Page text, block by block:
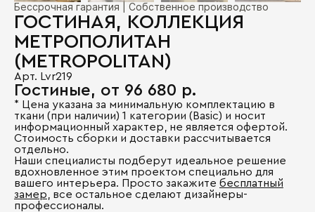
Бессрочная гарантия | Собственное производство
ГОСТИНАЯ, КОЛЛЕКЦИЯ
МЕТРОПОЛИТАН
(METROPOLITAN)
Арт. Lvr219
Гостиные, от 96 680 р.
* Цена указана за минимальную комплектацию в
ткани (при наличии) 1 категории (Basic) и носит
информационный характер, не является офертой.
Стоимость сборки и доставки рассчитывается
отдельно.
Наши специалисты подберут идеальное решение
вдохновленное этим проектом специально для
вашего интерьера. Просто закажите бесплатный
замер , все остальное сделают дизайнеры-
профессионалы.